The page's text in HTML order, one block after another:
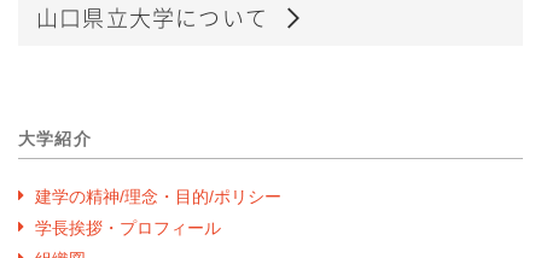
山口県立大学について
大学紹介
建学の精神/理念・目的/ポリシー
学長挨拶・プロフィール